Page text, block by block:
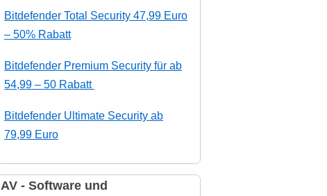
Bitdefender Total Security 47,99 Euro
– 50% Rabatt
Bitdefender Premium Security für ab
54,99 – 50 Rabatt
Bitdefender Ultimate Security ab
79,99 Euro
AV - Software und